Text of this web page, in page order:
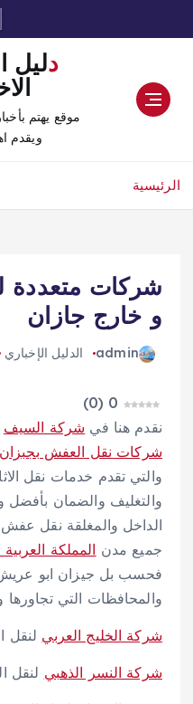
دليل الخدمات
موقع يهتم
ويقدم
الرئيسية
شركات متعددة
و خارج جازان
admin الدليل الإخباري
0
(
0
)
نقدم هنا في شركة السيف
شركات نقل العفش بجبزان
والتي تقدم خدمات نقل
والتغليف والضمان
الداخل والمغلقة نقل
جميع مدن المملكة
فحسب بل جيزان ابو
والمحافظات التي تجاورها
شركة الخليج العربي لنقل
شركة النسر الذهبي لنقل